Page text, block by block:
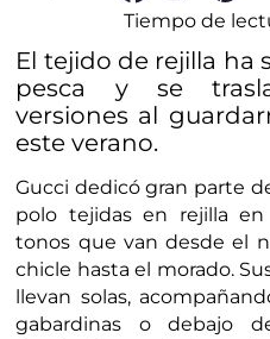
Tiempo de
El tejido de rejilla ha
pesca y se
versiones al
este verano.
Gucci dedicó gran parte
polo tejidas en rejilla
tonos que van desde el
chicle hasta el morado.
llevan solas,
gabardinas o debajo